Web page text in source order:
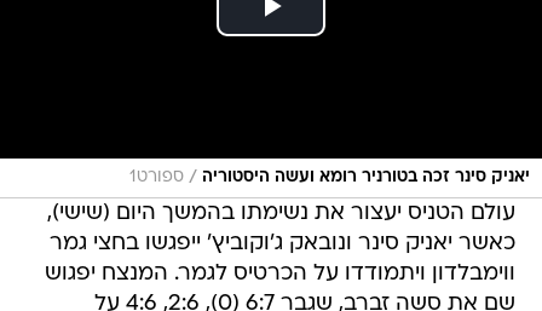
יאניק סינר זכה בטורניר רומא ועשה היסטוריה / ספורט1
עולם הטניס יעצור את נשימתו בהמשך היום (שישי),
כאשר יאניק סינר ונובאק ג'וקוביץ' ייפגשו בחצי גמר
ווימבלדון ויתמודדו על הכרטיס לגמר. המנצח יפגוש
שם את סשה זברב, שגבר 6:7 (0), 2:6, 4:6 על